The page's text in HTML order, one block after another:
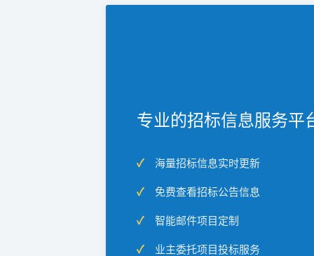
专业的招标信息服务平
海量招标信息实时更新
免费查看招标公告信息
智能邮件项目定制
业主委托项目投标服务